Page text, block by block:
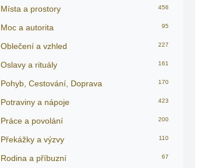
Místa a prostory 456
Moc a autorita 95
Oblečení a vzhled 227
Oslavy a rituály 161
Pohyb, Cestování, Doprava 170
Potraviny a nápoje 423
Práce a povolání 200
Překážky a výzvy 110
Rodina a příbuzní 67